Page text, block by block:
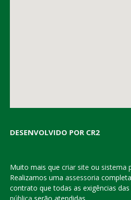
DESENVOLVIDO POR CR2
Muito mais que criar site ou sistema
Realizamos uma assessoria
contrato que todas as exigências das